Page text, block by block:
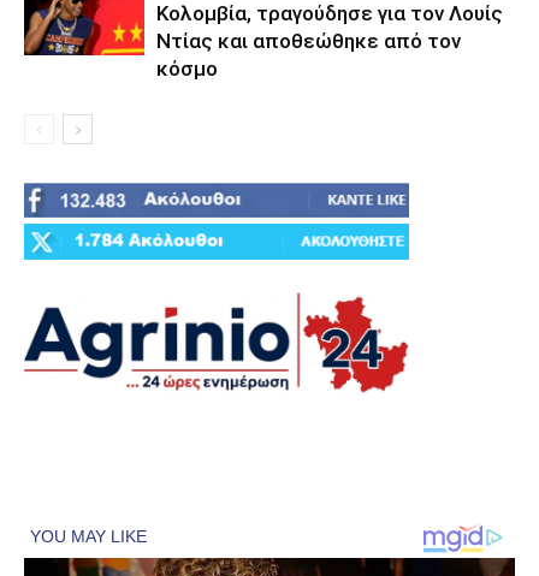
Κολομβία, τραγούδησε για τον Λουίς
Ντίας και αποθεώθηκε από τον
κόσμο